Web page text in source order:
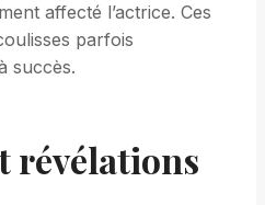
affecté l’actrice. Ces
parfois
succès.
révélations